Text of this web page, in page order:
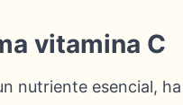
vitamina C
nutriente esencial,